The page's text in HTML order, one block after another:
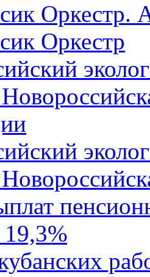
Оркестр.
Оркестр